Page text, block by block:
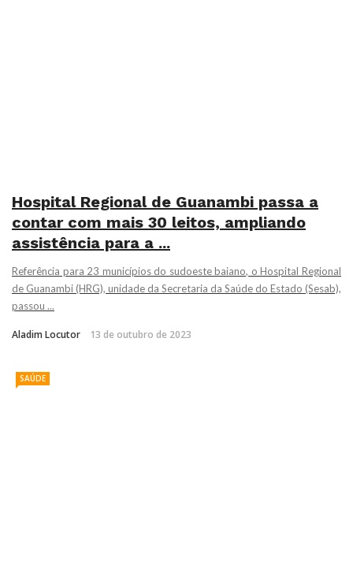
Hospital Regional de Guanambi passa a
contar com mais 30 leitos, ampliando
assistência para a ...
Referência para 23 municípios do sudoeste baiano, o Hospital Regional
de Guanambi (HRG), unidade da Secretaria da Saúde do Estado (Sesab),
passou ...
Aladim Locutor 13 de outubro de 2023
SAÚDE